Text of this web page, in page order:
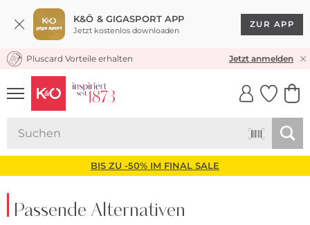
K&Ö & GIGASPORT APP
Jetzt kostenlos downloaden
ZUR APP
KOSTENLOSER VERSAND* & RÜCKVERSAND
Pluscard Vorteile erhalten Jetzt anmelden
UNSERE APP
CLICK &
BIS ZU -50% IM FINAL SALE
Passende Alternativen